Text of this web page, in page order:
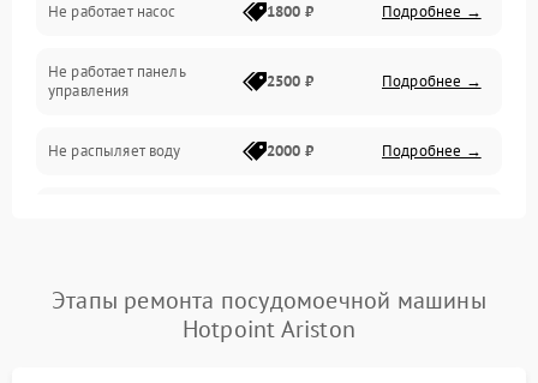
Вода
Гигиена
Программное обеспечение
Не работает насос 1800 ₽ Подробнее →
Не работает панель
управления
2500 ₽ Подробнее →
Не распыляет воду 2000 ₽ Подробнее →
Проблемы с набором
воды
1800 ₽ Подробнее →
Этапы ремонта посудомоечной машины
Hotpoint Ariston